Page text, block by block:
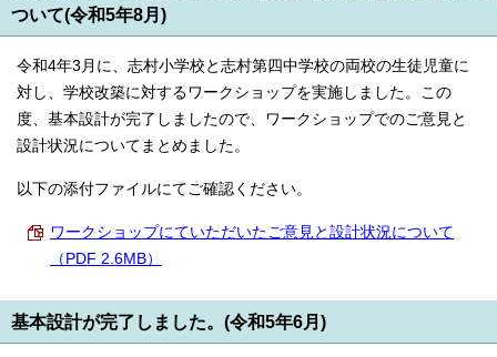
ついて(令和5年8月)
令和4年3月に、志村小学校と志村第四中学校の両校の生徒児童に
対し、学校改築に対するワークショップを実施しました。この
度、基本設計が完了しましたので、ワークショップでのご意見と
設計状況についてまとめました。
以下の添付ファイルにてご確認ください。
ワークショップにていただいたご意見と設計状況について
（PDF 2.6MB）
基本設計が完了しました。(令和5年6月)